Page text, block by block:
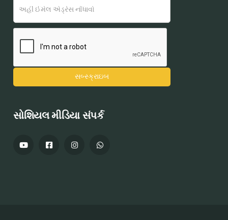
સોશિયલ મીડિયા સંપર્ક